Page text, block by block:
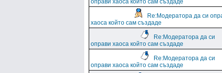
оправи хаоса който сам създаде
Re:Модератора да си
хаоса който сам създаде
Re:Модератора да си
оправи хаоса който сам създаде
Re:Модератора да си
оправи хаоса който сам създаде